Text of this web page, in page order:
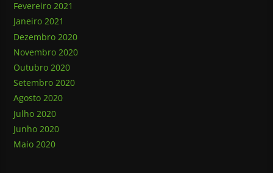
Fevereiro 2021
Janeiro 2021
Dezembro 2020
Novembro 2020
Outubro 2020
Setembro 2020
Agosto 2020
Julho 2020
Junho 2020
Maio 2020